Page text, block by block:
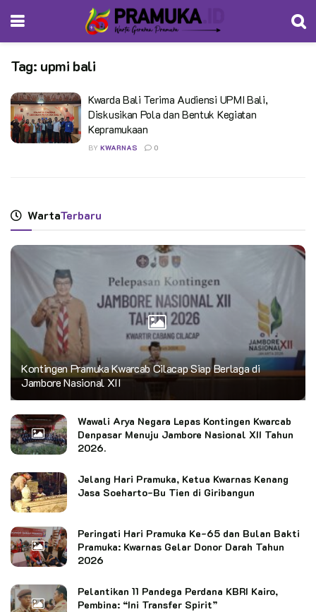
Tag: upmi bali
Kwarda Bali Terima Audiensi UPMI Bali,
Diskusikan Pola dan Bentuk Kegiatan
Kepramukaan
BY KWARNAS 0
WartaTerbaru
Kontingen Pramuka Kwarcab Cilacap Siap Berlaga di
Jambore Nasional XII
Wawali Arya Negara Lepas Kontingen Kwarcab
Denpasar Menuju Jambore Nasional XII Tahun
2026.
Jelang Hari Pramuka, Ketua Kwarnas Kenang
Jasa Soeharto-Bu Tien di Giribangun
Peringati Hari Pramuka Ke-65 dan Bulan Bakti
Pramuka: Kwarnas Gelar Donor Darah Tahun
2026
Pelantikan 11 Pandega Perdana KBRI Kairo,
Pembina: “Ini Transfer Spirit”